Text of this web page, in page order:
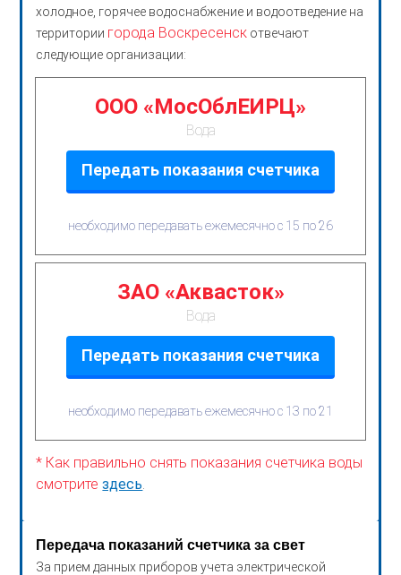
холодное, горячее водоснабжение и водоотведение на
территории города Воскресенск отвечают
следующие организации:
ООО «МосОблЕИРЦ»
Вода
Передать показания счетчика
необходимо передавать ежемесячно с 15 по 26
ЗАО «Аквасток»
Вода
Передать показания счетчика
необходимо передавать ежемесячно с 13 по 21
* Как правильно снять показания счетчика воды
смотритездесь
Передача показаний счетчика за свет
За прием данных приборов учета электрической